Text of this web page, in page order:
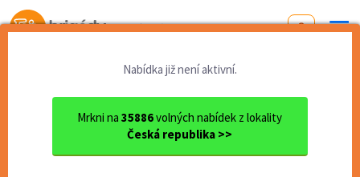
Od první brigády
Nabídka již není aktivní.
Mrkni na35886volných nabídek z lokality
Česká republika >>
Karlovarský kraj
Pekař/ka (Aš)
Pekař/ka (Aš)